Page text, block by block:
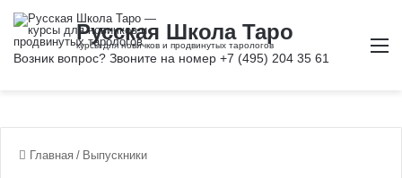
Главная / Выпускники